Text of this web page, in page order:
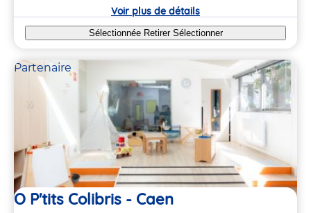
Voir plus de détails
Sélectionnée Retirer Sélectionner
Partenaire
O P'tits Colibris - Caen